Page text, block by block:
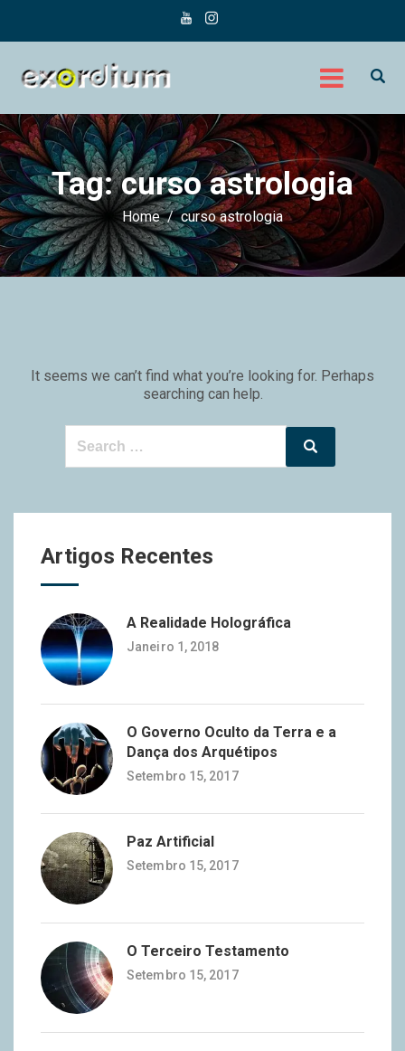
Tag:curso astrologia
Home curso astrologia
It seems we can’t find what you’re looking for. Perhaps
searching can help.
Search
Artigos Recentes
A Realidade Holográfica
Janeiro 1, 2018
O Governo Oculto da Terra e a
Dança dos Arquétipos
Setembro 15, 2017
Paz Artificial
Setembro 15, 2017
O Terceiro Testamento
Setembro 15, 2017